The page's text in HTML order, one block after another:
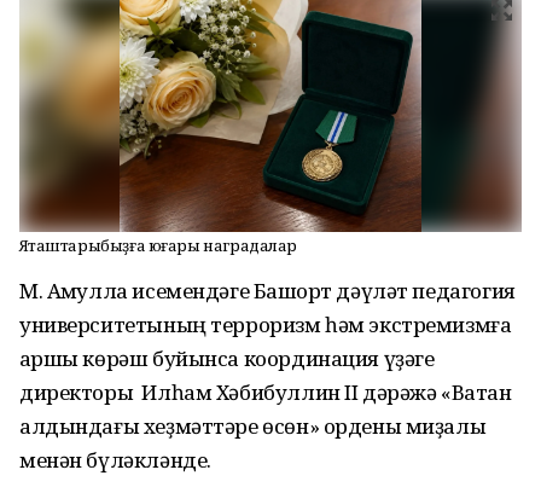
Яҡташтарыбыҙға юғары наградалар
М. Аҡмулла исемендәге Башҡорт дәүләт педагогия
университетының терроризм һәм экстремизмға
ҡаршы көрәш буйынса координация үҙәге
директоры Илһам Хәбибуллин II дәрәжә «Ватан
алдындағы хеҙмәттәре өсөн» ордены миҙалы
менән бүләкләнде.